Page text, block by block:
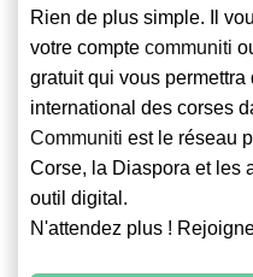
Rien de plus simple. Il
votre compte communiti
gratuit qui vous
international des corses
Communiti est le réseau
Corse, la Diaspora et les
outil digital.
N'attendez plus !